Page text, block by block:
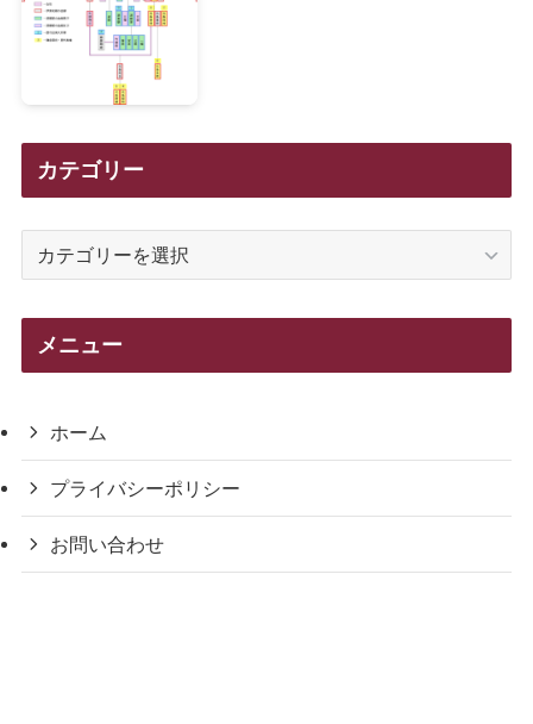
カテゴリー
メニュー
ホーム
プライバシーポリシー
お問い合わせ